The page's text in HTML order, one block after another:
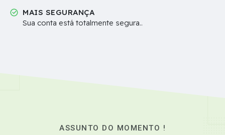
MAIS SEGURANÇA
Sua conta está totalmente segura..
ASSUNTO DO MOMENTO !